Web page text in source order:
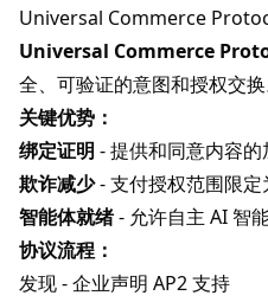
Universal Commerce
Universal Commerce
全、可验证的意图和授权交换
关键优势：
绑定证明 - 提供和同意内容
欺诈减少- 支付授权范围限
智能体就绪- 允许自主 AI 智
协议流程：
发现 - 企业声明 AP2 支持